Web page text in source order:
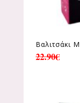
Βαλιτσάκι
22.90€